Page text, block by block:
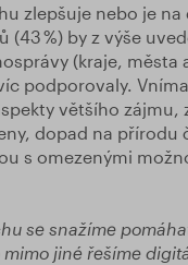
zlepšuje nebo je na
(43 %) by z výše
(kraje, města
podporovaly.
většího zájmu,
dopad na přírodu
s omezenými
se snažíme
jiné řešíme